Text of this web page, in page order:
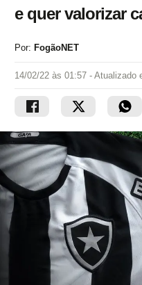
e quer valorizar
Por: FogãoNET
14/02/22 às 01:57 - Atualizado